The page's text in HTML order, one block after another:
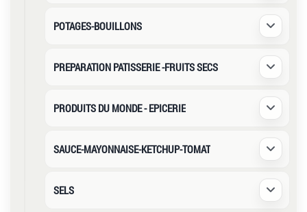
POTAGES-BOUILLONS Déplier
PREPARATION PATISSERIE -FRUITS SECS Déplier
PRODUITS DU MONDE - EPICERIE Déplier
SAUCE-MAYONNAISE-KETCHUP-TOMAT Déplier
SELS Déplier